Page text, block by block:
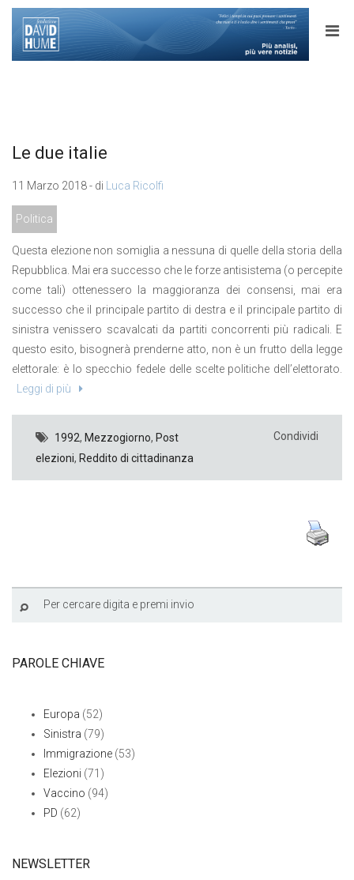
Le due italie
11 Marzo 2018 - di Luca Ricolfi
Politica
Questa elezione non somiglia a nessuna di quelle della storia della
Repubblica. Mai era successo che le forze antisistema (o percepite
come tali) ottenessero la maggioranza dei consensi, mai era
successo che il principale partito di destra e il principale partito di
sinistra venissero scavalcati da partiti concorrenti più radicali. E
questo esito, bisognerà prenderne atto, non è un frutto della legge
elettorale: è lo specchio fedele delle scelte politiche dell’elettorato.
Leggi di più
1992, Mezzogiorno, Post
elezioni, Reddito di cittadinanza
Condividi
PAROLE CHIAVE
Europa (52)
Sinistra (79)
Immigrazione (53)
Elezioni (71)
Vaccino (94)
PD (62)
NEWSLETTER